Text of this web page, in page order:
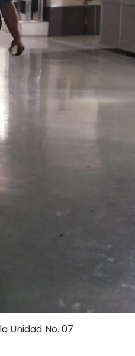
Unidad No. 07